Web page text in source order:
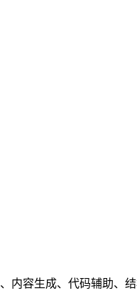
内容生成、代码辅助、